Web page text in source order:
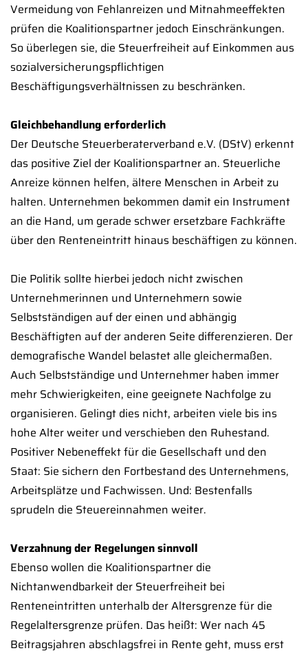
Vermeidung von Fehlanreizen und Mitnahmeeffekten
prüfen die Koalitionspartner jedoch Einschränkungen.
So überlegen sie, die Steuerfreiheit auf Einkommen aus
sozialversicherungspflichtigen
Beschäftigungsverhältnissen zu beschränken.
Gleichbehandlung erforderlich
Der Deutsche Steuerberaterverband e.V. (DStV) erkennt
das positive Ziel der Koalitionspartner an. Steuerliche
Anreize können helfen, ältere Menschen in Arbeit zu
halten. Unternehmen bekommen damit ein Instrument
an die Hand, um gerade schwer ersetzbare Fachkräfte
über den Renteneintritt hinaus beschäftigen zu können.
Die Politik sollte hierbei jedoch nicht zwischen
Unternehmerinnen und Unternehmern sowie
Selbstständigen auf der einen und abhängig
Beschäftigten auf der anderen Seite differenzieren. Der
demografische Wandel belastet alle gleichermaßen.
Auch Selbstständige und Unternehmer haben immer
mehr Schwierigkeiten, eine geeignete Nachfolge zu
organisieren. Gelingt dies nicht, arbeiten viele bis ins
hohe Alter weiter und verschieben den Ruhestand.
Positiver Nebeneffekt für die Gesellschaft und den
Staat: Sie sichern den Fortbestand des Unternehmens,
Arbeitsplätze und Fachwissen. Und: Bestenfalls
sprudeln die Steuereinnahmen weiter.
Verzahnung der Regelungen sinnvoll
Ebenso wollen die Koalitionspartner die
Nichtanwendbarkeit der Steuerfreiheit bei
Renteneintritten unterhalb der Altersgrenze für die
Regelaltersgrenze prüfen. Das heißt: Wer nach 45
Beitragsjahren abschlagsfrei in Rente geht, muss erst